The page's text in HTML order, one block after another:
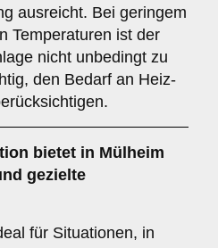
ausreicht. Bei geringem
Temperaturen ist der
nicht unbedingt zu
den Bedarf an Heiz-
bietet in Mülheim
gezielte
für Situationen, in